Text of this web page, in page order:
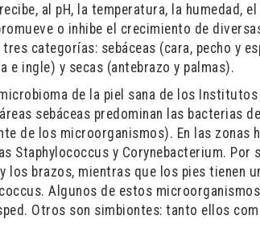
al pH, la temperatura, la humedad,
o inhibe el crecimiento de
tres categorías: sebáceas (cara, pecho y
e ingle) y secas (antebrazo y palmas).
de la piel sana de los
sebáceas predominan las bacterias
de los microorganismos). En las
Staphylococcus y Corynebacterium.
los brazos, mientras que los pies tienen
Algunos de estos
Otros son simbiontes: tanto ellos